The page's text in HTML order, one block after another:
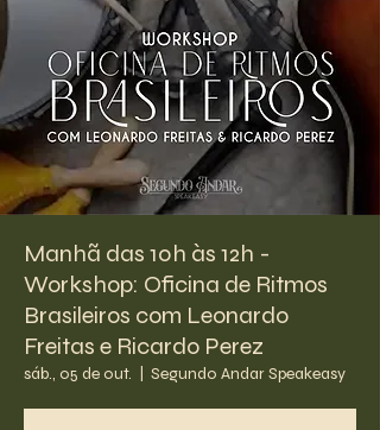
Manhã das 10h às 12h -
Workshop: Oficina de Ritmos
Brasileiros com Leonardo
Freitas e Ricardo Perez
sáb., 05 de out. Segundo Andar Speakeasy